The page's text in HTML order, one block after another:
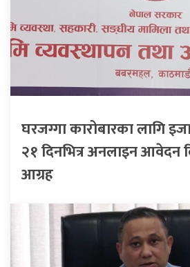
घरजग्गा कारोबारका लागि
२१ दिनभित्र अनलाइन आवेदन
आग्रह